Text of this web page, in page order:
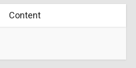
Content